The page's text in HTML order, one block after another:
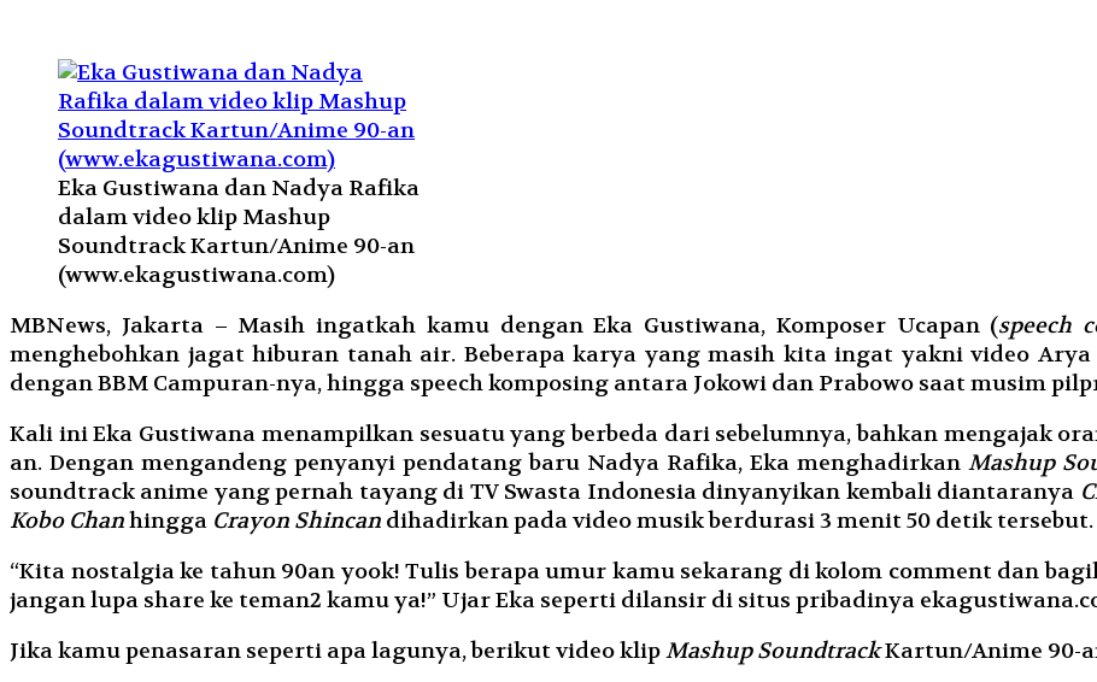
Eka Gustiwana dan Nadya Rafika
dalam video klip Mashup
Soundtrack Kartun/Anime 90-an
(www.ekagustiwana.com)
MBNews, Jakarta – Masih ingatkah kamu dengan Eka Gustiwana, Komposer Ucapan (speech
menghebohkan jagat hiburan tanah air. Beberapa karya yang masih kita ingat yakni video
dengan BBM Campuran-nya, hingga speech komposing antara Jokowi dan Prabowo saat musim
Kali ini Eka Gustiwana menampilkan sesuatu yang berbeda dari sebelumnya, bahkan mengajak
an. Dengan mengandeng penyanyi pendatang baru Nadya Rafika, Eka menghadirkan Mashup
soundtrack anime yang pernah tayang di TV Swasta Indonesia dinyanyikan kembali diantaranya
Kobo Chanhingga Crayon Shincan dihadirkan pada video musik berdurasi 3 menit 50 detik tersebut.
“Kita nostalgia ke tahun 90an yook! Tulis berapa umur kamu sekarang di kolom comment dan
jangan lupa share ke teman2 kamu ya!” Ujar Eka seperti dilansir di situs pribadinya
Jika kamu penasaran seperti apa lagunya, berikut video klipMashup SoundtrackKartun/Anime 90-